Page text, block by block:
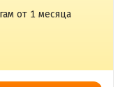
от 1 месяца